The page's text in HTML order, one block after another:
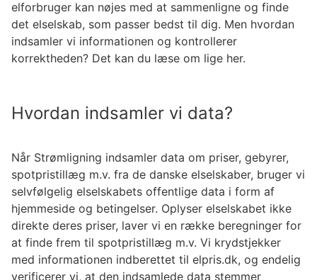
elforbruger kan nøjes med at sammenligne og finde
det elselskab, som passer bedst til dig. Men hvordan
indsamler vi informationen og kontrollerer
korrektheden? Det kan du læse om lige her.
Hvordan indsamler vi data?
Når Strømligning indsamler data om priser, gebyrer,
spotpristillæg m.v. fra de danske elselskaber, bruger vi
selvfølgelig elselskabets offentlige data i form af
hjemmeside og betingelser. Oplyser elselskabet ikke
direkte deres priser, laver vi en række beregninger for
at finde frem til spotpristillæg m.v. Vi krydstjekker
med informationen indberettet til elpris.dk, og endelig
verificerer vi, at den indsamlede data stemmer